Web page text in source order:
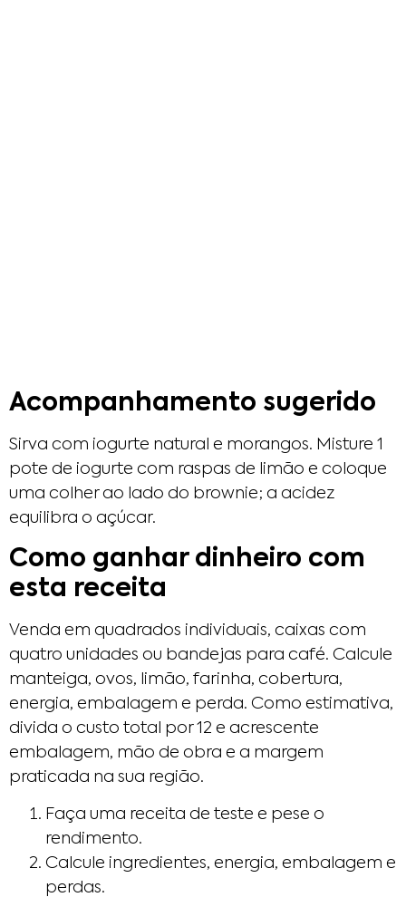
Acompanhamento sugerido
Sirva com iogurte natural e morangos. Misture 1
pote de iogurte com raspas de limão e coloque
uma colher ao lado do brownie; a acidez
equilibra o açúcar.
Como ganhar dinheiro com
esta receita
Venda em quadrados individuais, caixas com
quatro unidades ou bandejas para café. Calcule
manteiga, ovos, limão, farinha, cobertura,
energia, embalagem e perda. Como estimativa,
divida o custo total por 12 e acrescente
embalagem, mão de obra e a margem
praticada na sua região.
Faça uma receita de teste e pese o
rendimento.
Calcule ingredientes, energia, embalagem e
perdas.